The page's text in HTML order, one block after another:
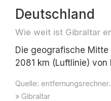
Deutschland
Wie weit ist Gibraltar
Die geografische
2081 km (Luftlinie)
Quelle:
» Gibraltar